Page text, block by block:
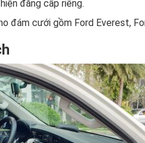
đẳng cấp riêng.
đám cưới gồm Ford Everest,